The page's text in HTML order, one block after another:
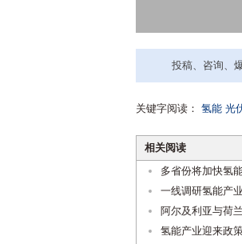
投稿、咨询、
关键字阅读： 氢能 光
相关阅读
多省份将加快氢
一线调研氢能产
阿尔及利亚与荷
氢能产业迎来政